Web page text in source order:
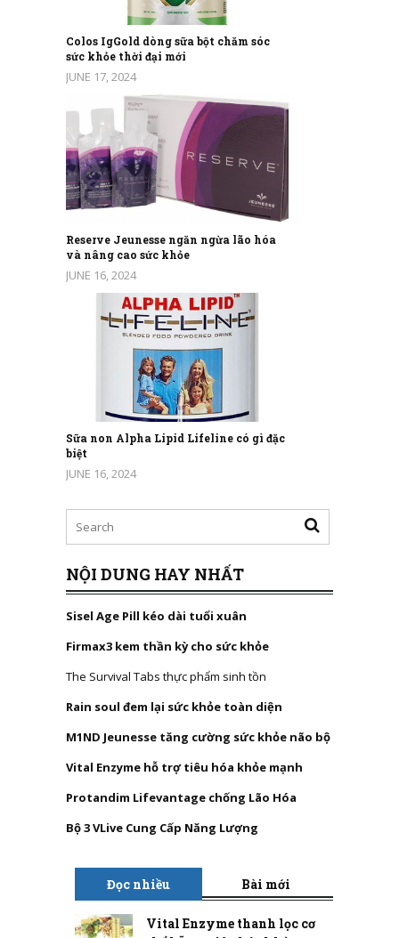
Colos IgGold dòng sữa bột chăm sóc
sức khỏe thời đại mới
JUNE 17, 2024
Reserve Jeunesse ngăn ngừa lão hóa
và nâng cao sức khỏe
JUNE 16, 2024
Sữa non Alpha Lipid Lifeline có gì đặc
biệt
JUNE 16, 2024
NỘI DUNG HAY NHẤT
Sisel Age Pill kéo dài tuổi xuân
Firmax3 kem thần kỳ cho sức khỏe
The Survival Tabs thực phẩm sinh tồn
Rain soul đem lại sức khỏe toàn diện
M1ND Jeunesse tăng cường sức khỏe não bộ
Vital Enzyme hỗ trợ tiêu hóa khỏe mạnh
Protandim Lifevantage chống Lão Hóa
Bộ 3 VLive Cung Cấp Năng Lượng
Đọc nhiều Bài mới
Vital Enzyme thanh lọc cơ